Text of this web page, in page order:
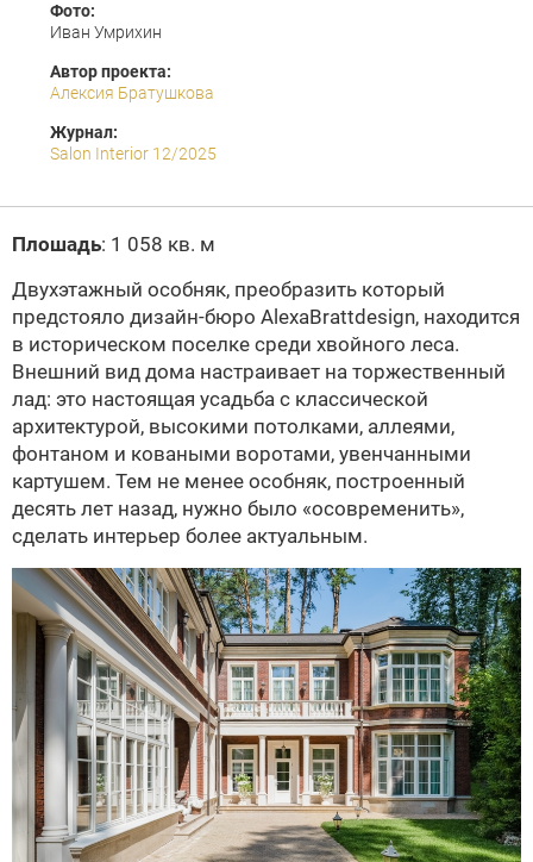
Фото:
Иван Умрихин
Автор проекта:
Алексия Братушкова
Журнал:
Salon Interior 12/2025
Плошадь: 1 058 кв. м
Двухэтажный особняк, преобразить который
предстояло дизайн-бюро AlexaBrattdesign, находится
в историческом поселке среди хвойного леса.
Внешний вид дома настраивает на торжественный
лад: это настоящая усадьба с классической
архитектурой, высокими потолками, аллеями,
фонтаном и коваными воротами, увенчанными
картушем. Тем не менее особняк, построенный
десять лет назад, нужно было «осовременить»,
сделать интерьер более актуальным.